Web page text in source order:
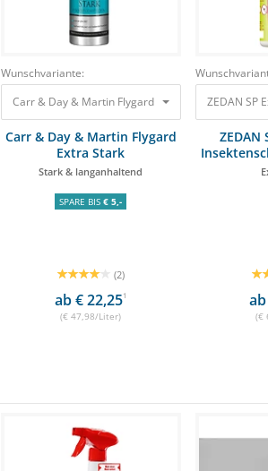
Wunschvariante:
Carr & Day & Martin Flygard Extra Stark
Carr & Day & Martin Flygard
Extra Stark
Insektenschutzspray 500ml
Stark & langanhaltend
SPARE BIS€ 5,-
(2)
ab € 22,251
(€ 47,98/Liter)
ZEDAN SP
ZEDAN
(€